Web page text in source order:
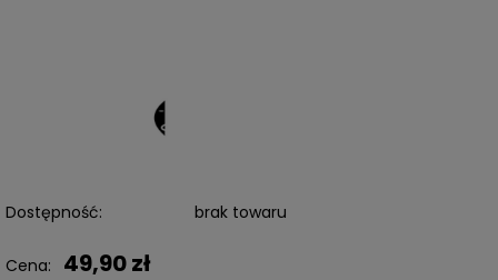
Dostępność: brak towaru
Cena: 49,90 zł